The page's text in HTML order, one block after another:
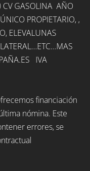
CV GASOLINA AÑO
PROPIETARIO, ,
ELEVALUNAS
IVA
financiación
nómina. Este
errores, se